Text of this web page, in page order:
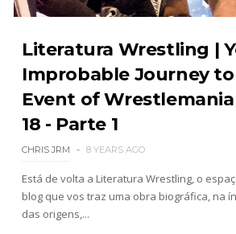
NOVO CAMPEÃO NO
faz Penta desistir e conquista o
Intercontinental Championship
Unknown-Aug 03 2026
CAOS E MAGIA NO
amaldiçoa Dominik Mysterio e
Monies on a Pole Match" com
Unknown
Literatura Wrestling |
Improbable Journey
Event of
18 - Parte 1
CHRIS JRM 8 YEARS AGO
Está de volta a Literatura Wrestling, o
blog que vos traz uma obra biográfica, na
das origens,...